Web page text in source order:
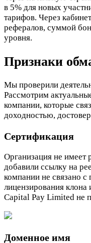
в 5% для новых
тарифов. Через
рефералов, суммой
уровня.
Признаки
Мы проверили
Рассмотрим
компании, которые
доходностью,
Сертификация
Организация не имеет
добавили ссылку на
компании не связано
лицензирования клона
Capital Pay Limited не
Доменное имя